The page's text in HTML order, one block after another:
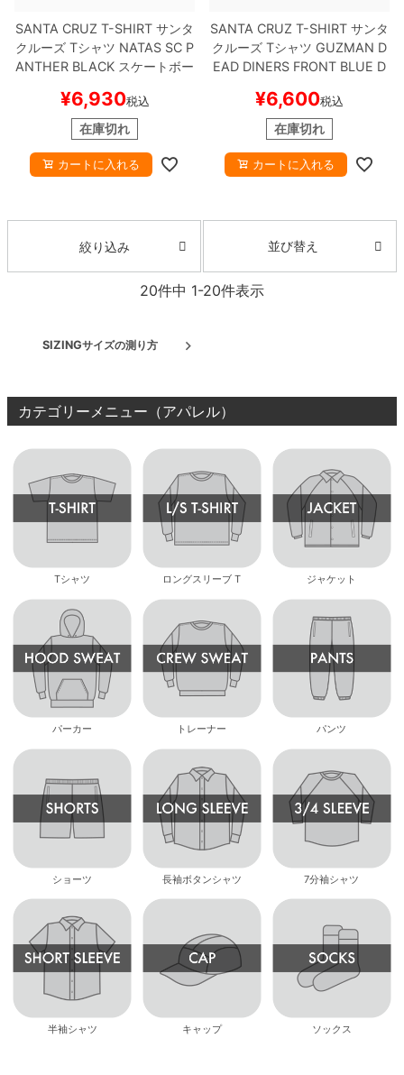
SANTA CRUZ T-SHIRT サンタ
クルーズ Tシャツ NATAS SC P
ANTHER BLACK スケートボー
¥6,930税込
在庫切れ
カートに入れる
SANTA CRUZ T-SHIRT サンタ
クルーズ Tシャツ GUZMAN D
EAD DINERS FRONT BLUE D
¥6,600税込
在庫切れ
カートに入れる
絞り込み 並び替え
20件中 1-20件表示
SIZINGサイズの測り方
カテゴリーメニュー（アパレル）
Tシャツ ロングスリーブ T ジャケット
パーカー トレーナー パンツ
ショーツ 長袖ボタンシャツ 7分袖シャツ
半袖シャツ キャップ ソックス